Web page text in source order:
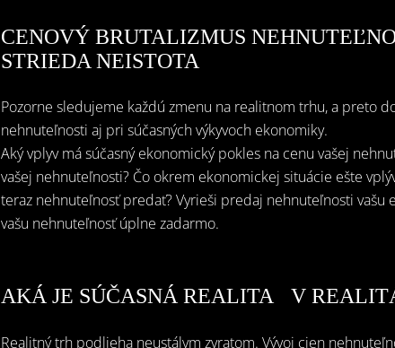
CENOVÝ BRUTALIZMUS
STRIEDA NEISTOTA
Pozorne sledujeme každú zmenu na realitnom trhu, a preto
nehnuteľnosti aj pri súčasných výkyvoch ekonomiky.
Aký vplyv má súčasný ekonomický pokles na cenu vašej
vašej nehnuteľnosti? Čo okrem ekonomickej situácie ešte
teraz nehnuteľnosť predať? Vyrieši predaj nehnuteľnosti vašu
vašu nehnuteľnosť úplne zadarmo.
AKÁ JE SÚČASNÁ REALITA V
Realitný trh podlieha neustálym zvratom. Vývoj cien